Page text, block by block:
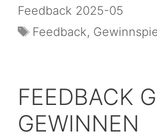
Feedback 2025-05
Feedback,
FEEDBACK
GEWINNEN